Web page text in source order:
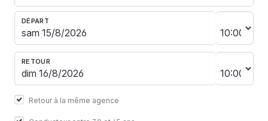
DÉPART
RETOUR
Retour à la même agence